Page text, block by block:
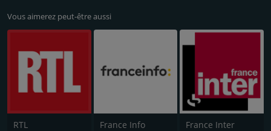
Vous aimerez peut-être aussi
RTL France Info France Inter